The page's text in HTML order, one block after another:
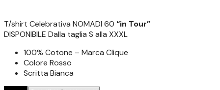
T/shirt Celebrativa NOMADI 60 “in Tour”
DISPONIBILE Dalla taglia S alla XXXL
100% Cotone – Marca Clique
Colore Rosso
Scritta Bianca